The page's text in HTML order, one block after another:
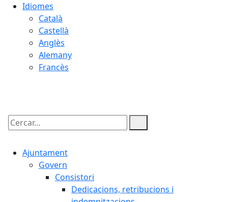
Idiomes
Català
Castellà
Anglès
Alemany
Francès
Cercar:
Ajuntament
Govern
Consistori
Dedicacions, retribucions i